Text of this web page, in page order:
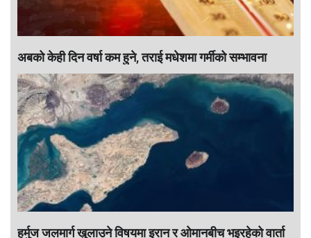
अबको केही दिन वर्षा कम हुने, तराई मधेशमा गर्मीको सम्भावना
हर्मुज जलमार्ग खुलाउने विषयमा इरान र ओमानबीच भइरहेको वार्ता